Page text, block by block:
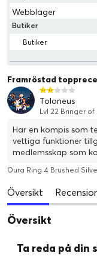
Webblager
Butiker
Butiker
Framröstad
Toloneus
Lvl 22 Bringer of
Har en kompis som
vettiga funktioner
medlemsskap som
rekommenderar jag
ingår bara du köper
Oura Ring 4 Brushed
Översikt
Översikt
Ta reda på din